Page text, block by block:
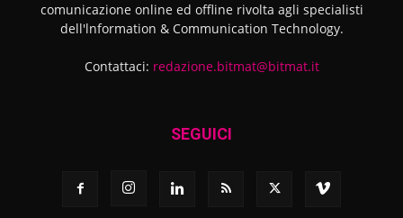
comunicazione online ed offline rivolta agli specialisti
dell'lnformation & Communication Technology.
Contattaci: redazione.bitmat@bitmat.it
SEGUICI